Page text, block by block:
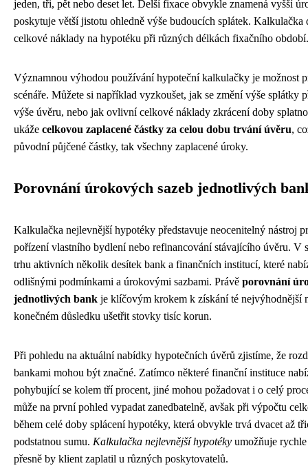
jeden, tři, pět nebo deset let. Delší fixace obvykle znamená vyšší
poskytuje větší jistotu ohledně výše budoucích splátek. Kalkulačka
celkové náklady na hypotéku při různých délkách fixačního období.
Významnou výhodou používání hypoteční kalkulačky je možnost
scénáře. Můžete si například vyzkoušet, jak se změní výše splátky
výše úvěru, nebo jak ovlivní celkové náklady zkrácení doby
ukáže celkovou zaplacené částky za celou dobu trvání úvěru,
původní půjčené částky, tak všechny zaplacené úroky.
Porovnání úrokových sazeb jednotlivých
Kalkulačka nejlevnější hypotéky představuje neocenitelný nástroj
pořízení vlastního bydlení nebo refinancování stávajícího úvěru. V
trhu aktivních několik desítek bank a finančních institucí, které
odlišnými podmínkami a úrokovými sazbami. Právě porovnání
jednotlivých bank je klíčovým krokem k získání té nejvýhodnější
konečném důsledku ušetřit stovky tisíc korun.
Při pohledu na aktuální nabídky hypotečních úvěrů zjistíme, že
bankami mohou být značné. Zatímco některé finanční instituce
pohybující se kolem tří procent, jiné mohou požadovat i o celý
může na první pohled vypadat zanedbatelně, avšak při výpočtu
během celé doby splácení hypotéky, která obvykle trvá dvacet až
podstatnou sumu. Kalkulačka nejlevnější hypotéky umožňuje
přesně by klient zaplatil u různých poskytovatelů.